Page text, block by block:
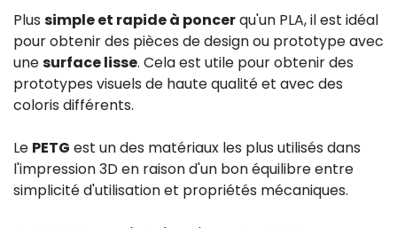
Plus simple et rapide à poncerqu'un PLA, il est idéal
pour obtenir des pièces de design ou prototype avec
unesurface lisse. Cela est utile pour obtenir des
prototypes visuels de haute qualité et avec des
coloris différents.
Le PETG est un des matériaux les plus utilisés dans
l'impression 3D en raison d'un bon équilibre entre
simplicité d'utilisation et propriétés mécaniques.